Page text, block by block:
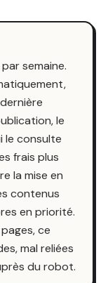
semaine.
le
le consulte
frais plus
la mise en
contenus
en priorité.
ce
mal reliées
du robot.